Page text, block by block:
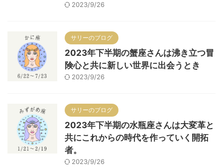
2023/9/26
サリーのブログ
2023年下半期の蟹座さんは沸き立つ冒
険心と共に新しい世界に出会うとき
2023/9/26
サリーのブログ
2023年下半期の水瓶座さんは大変革と
共にこれからの時代を作っていく開拓
者。
2023/9/26